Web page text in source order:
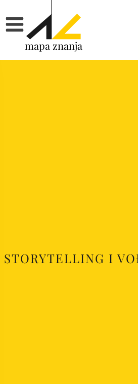
mapa znanja
STORYTELLING I